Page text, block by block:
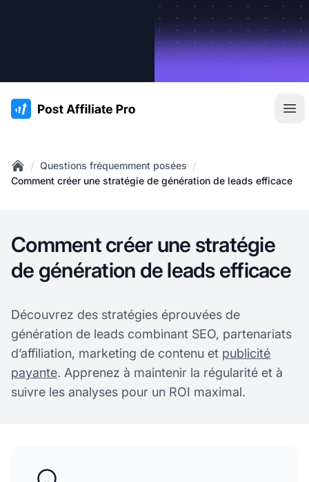
:site.title
Home
/ Questions fréquemment posées /
Comment créer une stratégie de génération de leads efficace
Comment créer une stratégie
de génération de leads efficace
Découvrez des stratégies éprouvées de
génération de leads combinant SEO, partenariats
d’affiliation, marketing de contenu et publicité
payante. Apprenez à maintenir la régularité et à
suivre les analyses pour un ROI maximal.